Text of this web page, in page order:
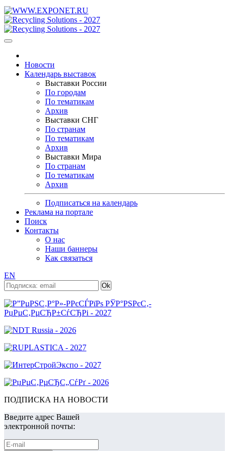
Новости
Календарь выставок
Выставки России
По городам
По тематикам
Архив
Выставки СНГ
По странам
По тематикам
Архив
Выставки Мира
По странам
По тематикам
Архив
Подписаться на календарь
Реклама на портале
Поиск
Контакты
О нас
Наши баннеры
Как связаться
EN
ПОДПИСКА НА НОВОСТИ
Введите адрес Вашей
электронной почты: